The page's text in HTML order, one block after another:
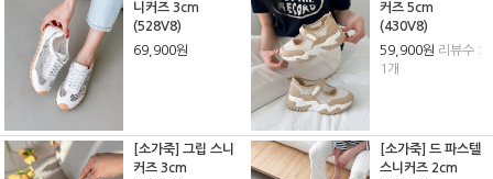
니커즈 3cm
(528V8)
69,900원
커즈 5cm
(430V8)
59,900원 리뷰수 :
1개
[소가죽] 그립 스니
커즈 3cm
[소가죽] 드 파스텔
스니커즈 2cm